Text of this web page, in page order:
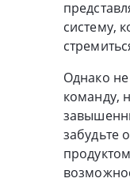
систему,
Однако
команду,
забудьте